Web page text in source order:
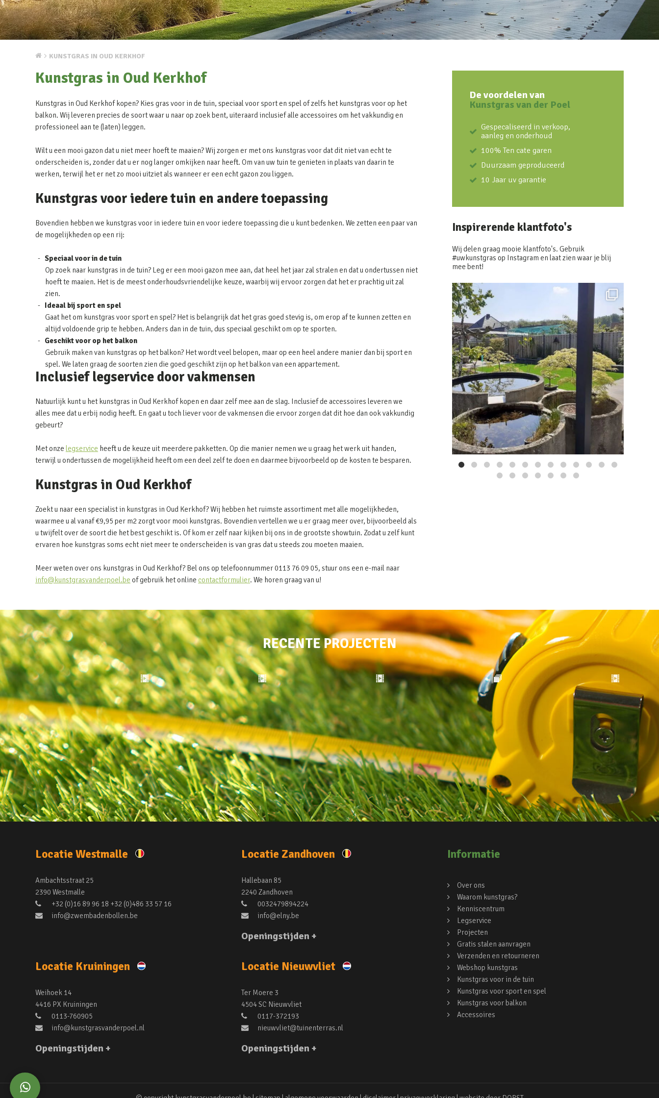
KUNSTGRAS IN OUD KERKHOF
Kunstgras in Oud Kerkhof
Kunstgras in Oud Kerkhof kopen? Kies gras voor in de tuin, speciaal voor sport en spel of zelfs het kunstgras voor op het
balkon. Wij leveren precies de soort waar u naar op zoek bent, uiteraard inclusief alle accessoires om het vakkundig en
professioneel aan te (laten) leggen.
Wilt u een mooi gazon dat u niet meer hoeft te maaien? Wij zorgen er met ons kunstgras voor dat dit niet van echt te
onderscheiden is, zonder dat u er nog langer omkijken naar heeft. Om van uw tuin te genieten in plaats van daarin te
werken, terwijl het er net zo mooi uitziet als wanneer er een echt gazon zou liggen.
Kunstgras voor iedere tuin en andere toepassing
Bovendien hebben we kunstgras voor in iedere tuin en voor iedere toepassing die u kunt bedenken. We zetten een paar van
de mogelijkheden op een rij:
Speciaal voor in de tuin
Op zoek naar kunstgras in de tuin? Leg er een mooi gazon mee aan, dat heel het jaar zal stralen en dat u ondertussen niet
hoeft te maaien. Het is de meest onderhoudsvriendelijke keuze, waarbij wij ervoor zorgen dat het er prachtig uit zal
zien.
Ideaal bij sport en spel
Gaat het om kunstgras voor sport en spel? Het is belangrijk dat het gras goed stevig is, om erop af te kunnen zetten en
altijd voldoende grip te hebben. Anders dan in de tuin, dus speciaal geschikt om op te sporten.
Geschikt voor op het balkon
Gebruik maken van kunstgras op het balkon? Het wordt veel belopen, maar op een heel andere manier dan bij sport en
spel. We laten graag de soorten zien die goed geschikt zijn op het balkon van een appartement.
Inclusief legservice door vakmensen
Natuurlijk kunt u het kunstgras in Oud Kerkhof kopen en daar zelf mee aan de slag. Inclusief de accessoires leveren we
alles mee dat u erbij nodig heeft. En gaat u toch liever voor de vakmensen die ervoor zorgen dat dit hoe dan ook vakkundig
gebeurt?
Met onze legservice heeft u de keuze uit meerdere pakketten. Op die manier nemen we u graag het werk uit handen,
terwijl u ondertussen de mogelijkheid heeft om een deel zelf te doen en daarmee bijvoorbeeld op de kosten te besparen.
Kunstgras in Oud Kerkhof
Zoekt u naar een specialist in kunstgras in Oud Kerkhof? Wij hebben het ruimste assortiment met alle mogelijkheden,
waarmee u al vanaf €9,95 per m2 zorgt voor mooi kunstgras. Bovendien vertellen we u er graag meer over, bijvoorbeeld als
u twijfelt over de soort die het best geschikt is. Of kom er zelf naar kijken bij ons in de grootste showtuin. Zodat u zelf kunt
ervaren hoe kunstgras soms echt niet meer te onderscheiden is van gras dat u steeds zou moeten maaien.
Meer weten over ons kunstgras in Oud Kerkhof? Bel ons op telefoonnummer 0113 76 09 05, stuur ons een e-mail naar
info@kunstgrasvanderpoel.be of gebruik het online contactformulier. We horen graag van u!
De voordelen van
Kunstgras van der Poel
Gespecaliseerd in verkoop,
aanleg en onderhoud
100% Ten cate garen
Duurzaam geproduceerd
10 Jaar uv garantie
Inspirerende klantfoto's
Wij delen graag mooie klantfoto's. Gebruik
#uwkunstgras op Instagram en laat zien waar je blij
mee bent!
Mei 3
RECENTE PROJECTEN
Locatie Westmalle
Ambachtsstraat 25
2390 Westmalle
+32 (0)16 89 96 18 +32 (0)486 33 57 16
info@zwembadenbollen.be
Locatie Zandhoven
Hallebaan 85
2240 Zandhoven
0032479894224
info@elny.be
Openingstijden +
Locatie Kruiningen
Weihoek 14
4416 PX Kruiningen
0113-760905
info@kunstgrasvanderpoel.nl
Openingstijden +
Locatie Nieuwvliet
Ter Moere 3
4504 SC Nieuwvliet
0117-372193
nieuwvliet@tuinenterras.nl
Openingstijden +
Informatie
Over ons
Waarom kunstgras?
Kenniscentrum
Legservice
Projecten
Gratis stalen aanvragen
Verzenden en retourneren
Webshop kunstgras
Kunstgras voor in de tuin
Kunstgras voor sport en spel
Kunstgras voor balkon
Accessoires